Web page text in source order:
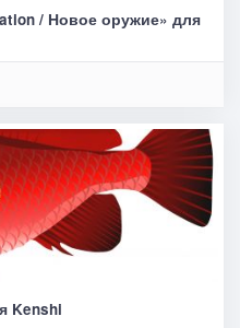
/ Новое оружие» для
Kenshi